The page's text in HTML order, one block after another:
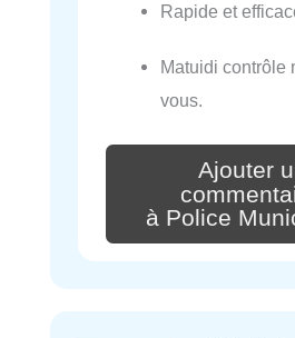
Rapide et
Matuidi contrôle
vous.
Ajouter
à Police